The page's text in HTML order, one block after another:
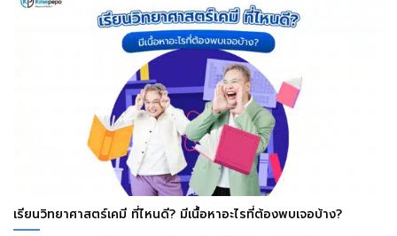
เรียนวิทยาศาสตร์เคมี ที่ไหนดี? มีเนื้อหาอะไรที่ต้องพบเจอบ้าง?